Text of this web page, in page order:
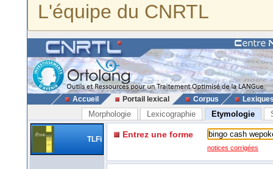
L'équipe du CNRTL
Accueil Portail lexical Corpus
Morphologie Lexicographie Etymologie
TLFi Entrez une forme
notices corrigées